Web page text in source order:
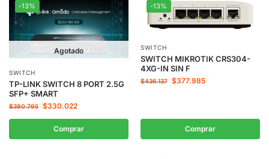
-13%
Agotado
SWITCH
TP-LINK SWITCH 8 PORT 2.5G
SFP+ SMART
$380.795 $330.022
Comprar
-13%
SWITCH
SWITCH MIKROTIK CRS304-
4XG-IN SIN F
$436.137 $377.985
Comprar